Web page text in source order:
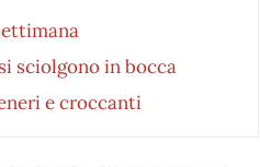
sciolgono in bocca
e croccanti